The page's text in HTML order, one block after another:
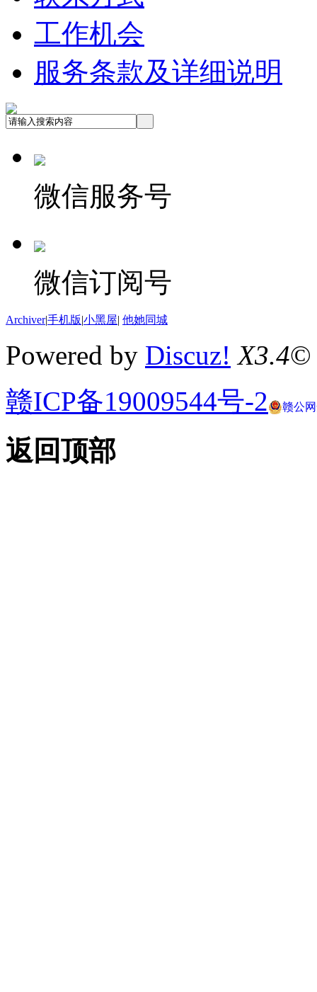
工作机会
服务条款及详细说明
微信服务号
微信订阅号
Archiver|手机版|小黑屋| 他她同城
Powered by Discuz! X3.4©
赣ICP备19009544号-2
赣公网
返回顶部